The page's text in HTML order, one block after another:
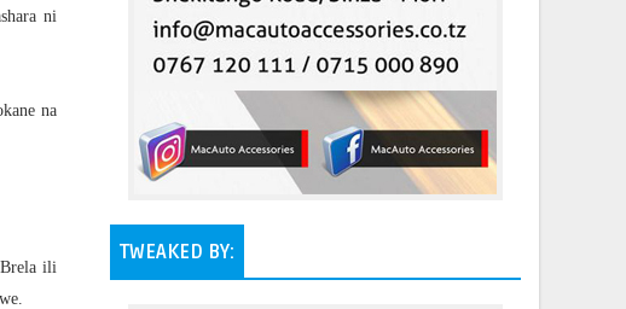
ni
na
Brela ili
TWEAKED BY: